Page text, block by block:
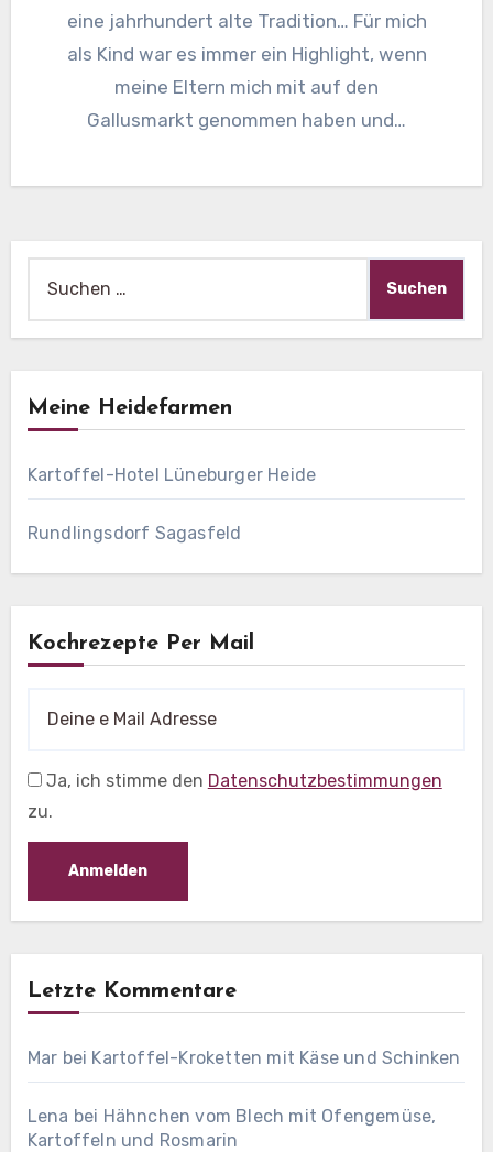
eine jahrhundert alte Tradition… Für mich
als Kind war es immer ein Highlight, wenn
meine Eltern mich mit auf den
Gallusmarkt genommen haben und…
nach:
Meine Heidefarmen
Kartoffel-Hotel Lüneburger Heide
Rundlingsdorf Sagasfeld
Kochrezepte Per Mail
Ja, ich stimme den Datenschutzbestimmungen
zu.
Letzte Kommentare
Mar bei Kartoffel-Kroketten mit Käse und Schinken
Lena bei Hähnchen vom Blech mit Ofengemüse,
Kartoffeln und Rosmarin